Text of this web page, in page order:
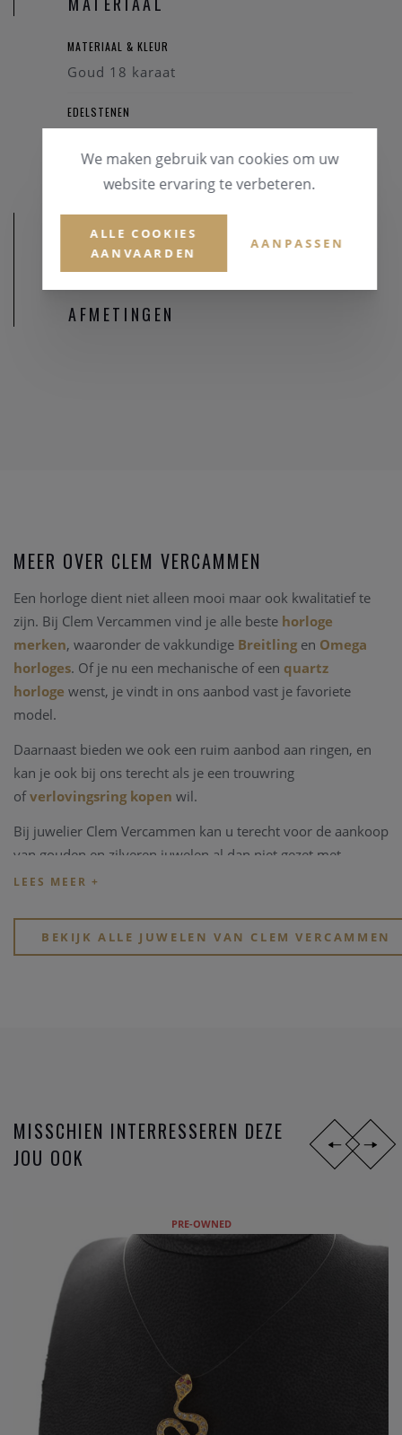
MATERIAAL & KLEUR
Goud 18 karaat
EDELSTENEN
AFMETINGEN
MEER OVER CLEM VERCAMMEN
Een horloge dient niet alleen mooi maar ook kwalitatief te
zijn. Bij Clem Vercammen vind je alle beste horloge
merken, waaronder de vakkundige Breitling en Omega
horloges. Of je nu een mechanische of een quartz
horloge wenst, je vindt in ons aanbod vast je favoriete
model.
Daarnaast bieden we ook een ruim aanbod aan ringen, en
kan je ook bij ons terecht als je een trouwring
ofverlovingsring kopen wil.
Bij juwelier Clem Vercammen kan u terecht voor de aankoop
van gouden en zilveren juwelen al dan niet gezet met
edelstenen, kleurstenen of in combinaties met parels.
onze physieke winkel in hartje Heist-op-den-Berg.
BEKIJK ALLE JUWELEN VAN CLEM VERCAMMEN
MISSCHIEN INTERRESSEREN DEZE
JOU OOK
PRE-OWNED
We maken gebruik van cookies om uw
website ervaring te verbeteren.
ALLE COOKIES
AANVAARDEN
AANPASSEN